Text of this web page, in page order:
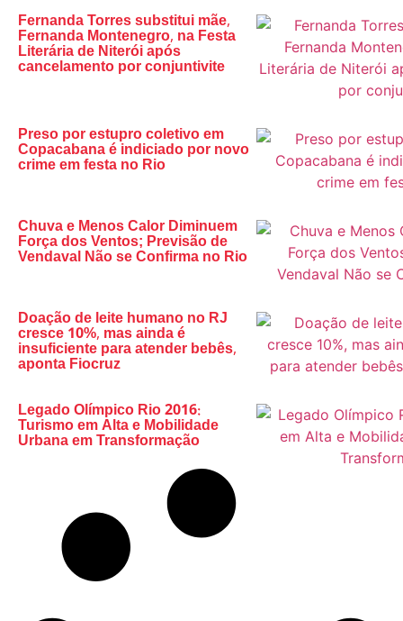
Fernanda Torres substitui mãe,
Fernanda Montenegro, na Festa
Literária de Niterói após
cancelamento por conjuntivite
Preso por estupro coletivo em
Copacabana é indiciado por novo
crime em festa no Rio
Chuva e Menos Calor Diminuem
Força dos Ventos; Previsão de
Vendaval Não se Confirma no Rio
Doação de leite humano no RJ
cresce 10%, mas ainda é
insuficiente para atender bebês,
aponta Fiocruz
Legado Olímpico Rio 2016:
Turismo em Alta e Mobilidade
Urbana em Transformação